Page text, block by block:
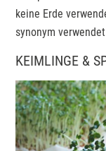
keine Erde
synonym
KEIMLINGE &